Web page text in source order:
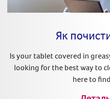
Як
Is your tablet covered in
looking for the best way to
here to